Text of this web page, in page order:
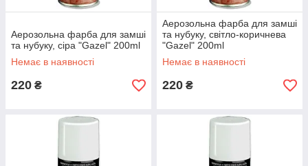
Аерозольна фарба для замші
та нубуку, сіра "Gazel" 200ml
Немає в наявності
220 ₴
Аерозольна фарба для замші
та нубуку, світло-коричнева
"Gazel" 200ml
Немає в наявності
220 ₴